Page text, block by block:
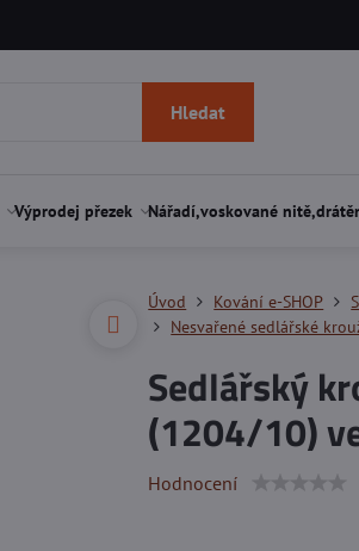
Hledat
Výprodej přezek Nářadí,voskované
Úvod Kování e-SHOP
Nesvařené sedlářské
Sedlářský
(1204/10)
Hodnocení